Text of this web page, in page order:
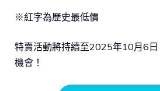
※紅字為歷史最低價
特賣活動將持續至2025年10月6
機會！